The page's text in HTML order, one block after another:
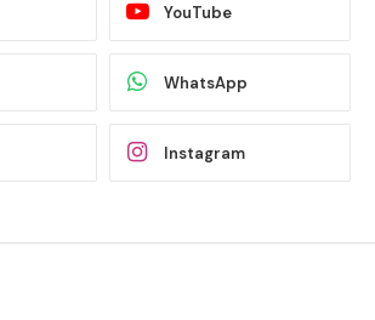
YouTube
WhatsApp
Instagram